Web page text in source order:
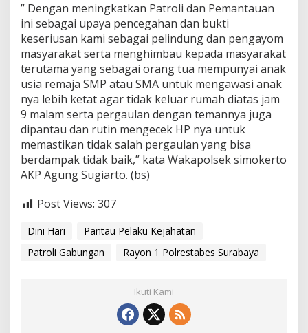
” Dengan meningkatkan Patroli dan Pemantauan
ini sebagai upaya pencegahan dan bukti
keseriusan kami sebagai pelindung dan pengayom
masyarakat serta menghimbau kepada masyarakat
terutama yang sebagai orang tua mempunyai anak
usia remaja SMP atau SMA untuk mengawasi anak
nya lebih ketat agar tidak keluar rumah diatas jam
9 malam serta pergaulan dengan temannya juga
dipantau dan rutin mengecek HP nya untuk
memastikan tidak salah pergaulan yang bisa
berdampak tidak baik,” kata Wakapolsek simokerto
AKP Agung Sugiarto. (bs)
Post Views: 307
Dini Hari
Pantau Pelaku Kejahatan
Patroli Gabungan
Rayon 1 Polrestabes Surabaya
Ikuti Kami